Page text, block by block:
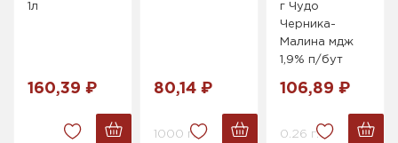
1л
160,39 ₽ 80,14 ₽
1000 г.
г Чудо
Черника-
Малина мдж
1,9% п/бут
106,89 ₽
0.26 г.